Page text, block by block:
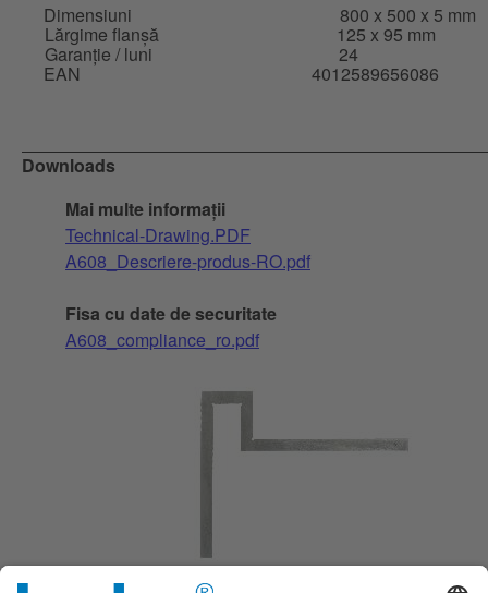
Dimensiuni
800 x 500 x 5 mm
Lărgime flanșă 125 x 95 mm
Garanție / luni 24
EAN 4012589656086
Downloads
Mai multe informații
Technical-Drawing.PDF
A608_Descriere-produs-RO.pdf
Fisa cu date de securitate
A608_compliance_ro.pdf